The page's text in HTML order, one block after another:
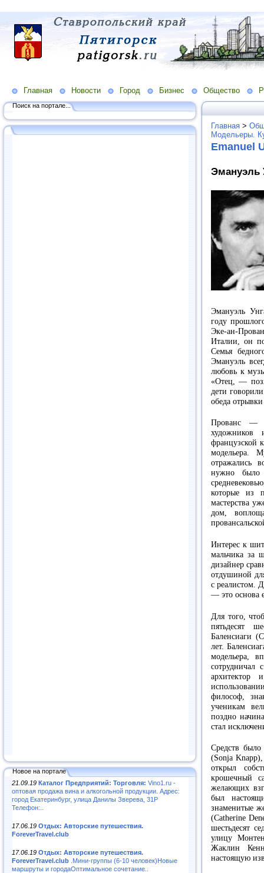
Главная Новости Город Бизнес Общество
Поиск на портале...
Новое на портале
21.09.19 Каталог Предприятий: Торговля: Vino1.ru -
оптовая продажа вина и алкогольной продукции. Адрес:
город Екатеринбург, улица Данилы Зверева, 31Р
Телефон:..
17.06.19 Отдых: Авторские путешествия.
ForeverTravel.club
17.06.19 Отдых: Авторские путешествия.
ForeverTravel.club .Мини-группы (6-10 человек)Новые
маршруты и городаОптимальное сочетание..
Главная >
Модельеры.
Emanuel
Эмануэль
Эмануэль
году
Эке-ан-
Италии, он
Семья
Эмануэль
любовь к
«Отец, —
дети
обеда
Прованс —
художников
французской
модельера.
отражались
нужно было
которые из
мастерства
дом,
Интерес к
мальчика за
дизайнер
отдушиной
с реалистом.
— это основа
Для того,
пятьдесят
Баленсиаги
лет.
модельера,
философ,
ученикам
поздно
стал
Средств
(Sonja
открыл
крошечный
желающих
был
знаменитые
(Catherine
шестьдесят
улицу
Жаклин
настоящую